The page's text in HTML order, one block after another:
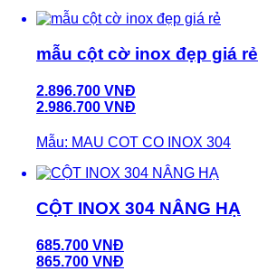
mẫu cột cờ inox đẹp giá rẻ
2.896.700 VNĐ
2.986.700 VNĐ
Mẫu: MAU COT CO INOX 304
CỘT INOX 304 NÂNG HẠ
685.700 VNĐ
865.700 VNĐ